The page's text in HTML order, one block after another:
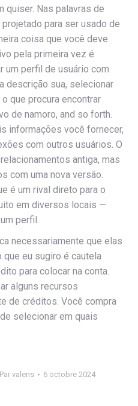
quiser. Nas palavras de
para ser usado de
coisa que você deve
pela primeira vez é
um perfil de usuário com
descrição sua, selecionar
que procura encontrar
de namoro, and so forth.
informações você fornecer,
com outros usuários. O
antiga, mas
com uma nova versão.
é um rival direto para o
em diversos locais —
perfil.
necessariamente que elas
que eu sugiro é cautela
para colocar na conta.
alguns recursos
de créditos. Você compra
selecionar em quais
Par valens 6 octobre 2024